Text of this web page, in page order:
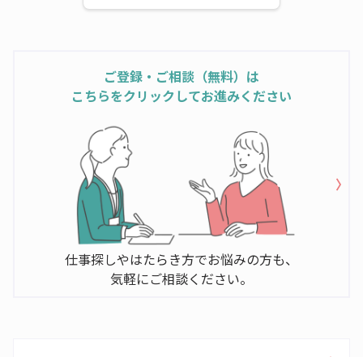
ご登録・ご相談（無料）は
こちらをクリックしてお進みください
仕事探しやはたらき方でお悩みの方も、
気軽にご相談ください。